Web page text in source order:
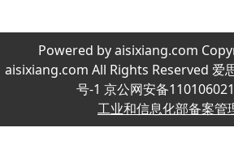
Powered by aisixiang.com
aisixiang.com All Rights Reserved 爱
号-1 京公网安备
工业和信息化部备案管